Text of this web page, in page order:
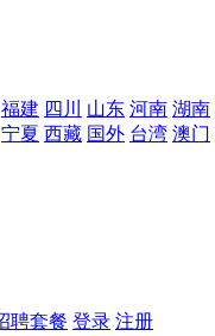
福建 四川 山东 河南 湖南
宁夏 西藏 国外 台湾 澳门
聘套餐 登录 注册